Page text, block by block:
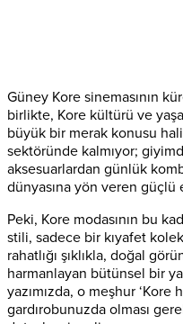
Güney Kore sinemasının
birlikte, Kore kültürü ve
büyük bir merak konusu
sektöründe kalmıyor;
aksesuarlardan günlük
dünyasına yön veren güçlü
Peki, Kore modasının bu
stili, sadece bir kıyafet
rahatlığı şıklıkla, doğal
harmanlayan bütünsel bir
yazımızda, o meşhur ‘Kore
gardırobunuzda olması